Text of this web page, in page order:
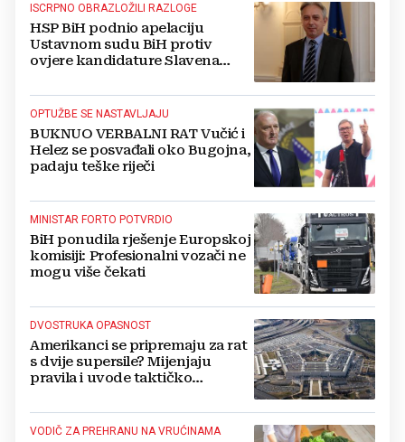
ISCRPNO OBRAZLOŽILI RAZLOGE
HSP BiH podnio apelaciju
Ustavnom sudu BiH protiv
ovjere kandidature Slavena
OPTUŽBE SE NASTAVLJAJU
BUKNUO VERBALNI RAT Vučić i
Helez se posvađali oko Bugojna,
padaju teške riječi
MINISTAR FORTO POTVRDIO
BiH ponudila rješenje Europskoj
komisiji: Profesionalni vozači ne
mogu više čekati
DVOSTRUKA OPASNOST
Amerikanci se pripremaju za rat
s dvije supersile? Mijenjaju
pravila i uvode taktičko
VODIČ ZA PREHRANU NA VRUĆINAMA